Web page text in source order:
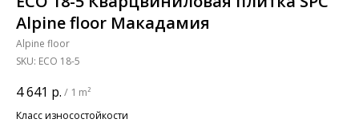
Alpine floor Макадамия
Alpine floor
SKU: ECO 18-5
4 641 р. / 1 m²
Класс износостойкости